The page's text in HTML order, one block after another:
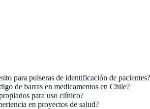
para pulseras de identificación de pacientes?
de barras en medicamentos en Chile?
para uso clínico?
en proyectos de salud?